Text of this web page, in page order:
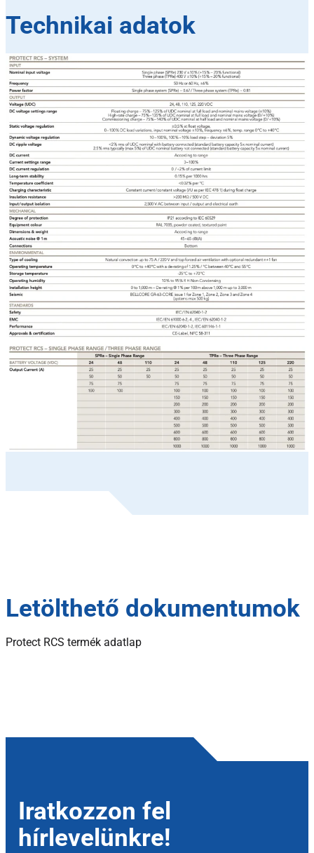
Technikai adatok
Letölthető dokumentumok
Protect RCS termék adatlap
Iratkozzon fel
hírlevelünkre!